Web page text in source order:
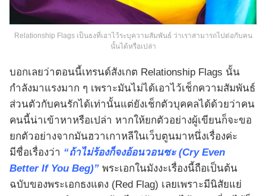
Relationship Flags เป็นธงที่เอาไว้ระบุความสัมพันธ์ ว่าเราสามารถไปต่อกับคน
นั้นได้หรือเปล่า
บอกเลยว่าตอนนี้เทรนด์สังเกต Relationship Flags นั้น
กำลังมาแรงมาก ๆ เพราะมันไม่ได้เอาไว้เช็กความสัมพันธ์
ส่วนตัวกับคนรักได้เท่านั้นแต่ยังเช็กตัวบุคคลได้ด้วยว่าคน
คนนี้น่าเข้าหาหรือเปล่า หากให้ยกตัวอย่างผู้เขียนก็จะขอ
ยกตัวอย่างจากมันฮวาเกาหลีในเว็บตูนมาหนึ่งเรื่องค่ะ
มีชื่อเรื่องว่า “ถ้าไม่ร้องก็จงอ้อนวอนซะ (Cry Even
Better If You Beg)” พระเอกในมังงะเรื่องนี้ถือเป็นต้น
ฉบับของพระเอกธงแดง (Red Flag) เลยเพราะมีนิสัยแย่